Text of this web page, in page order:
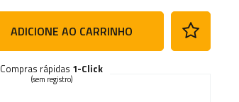
ADICIONE AO CARRINHO
Compras rápidas 1-Click
(sem registro)